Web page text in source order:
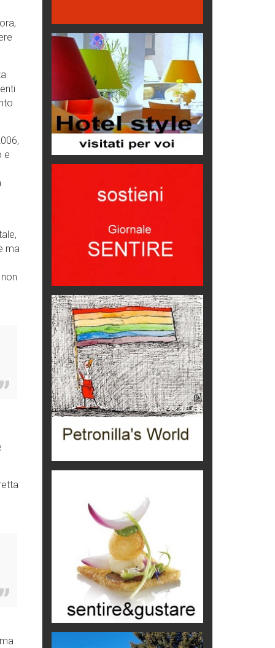
e
ma
Le nostre recensioni
Bolzano: L'Eisenhut Boutique
Oasi di piacere
Teodorico, sovrano illuminato
1500 anni dalla morte
Seconde case cambiano le scelte
Trentodoc Festival, bollicine di
montagna
Grecia, le donne di Olympos
Viaggi
aereo
imprevisti...
C'era una volta la legge per le
valli del silenzio
Idee per il futuro
Torre dell'Orso, mare di Puglia
itinerari italiani
Boboli, il giardino della botanica
Le dichiarazioni di Maurizio Federico
scammer
di Mirta B. Bono
Mio nonno, salvato dai russi
Storie...di storia
Macchine di guerra
Editoriale
Turismo in Miniera
Puglia - Tra storia e recupero